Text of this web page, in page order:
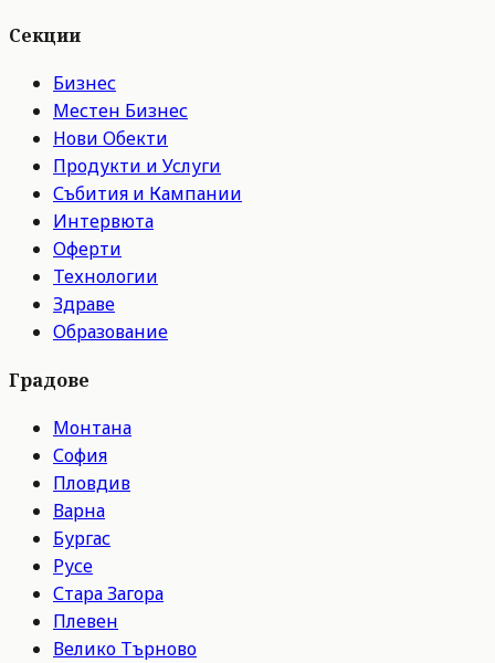
Секции
Бизнес
Местен Бизнес
Нови Обекти
Продукти и Услуги
Събития и Кампании
Интервюта
Оферти
Технологии
Здраве
Образование
Градове
Монтана
София
Пловдив
Варна
Бургас
Русе
Стара Загора
Плевен
Велико Търново